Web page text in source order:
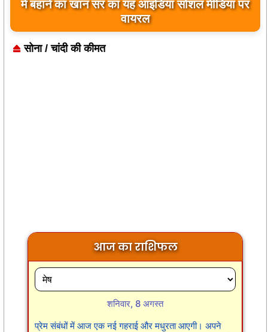
बिलावल भुट्टो द्वारा सिंधु नदी और भारत को लेकर दिए गए
बयान पर भारत के केंद्रीय मंत्रियों की कड़ी प्रतिक्रिया
सोना / चांदी की कीमत
आज का राशिफल
शनिवार, 8 अगस्त
प्रेम संबंधों में आज एक नई गहराई और मधुरता आएगी। अपने